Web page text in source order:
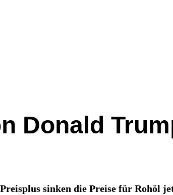
Donald
sinken die Preise für Rohöl